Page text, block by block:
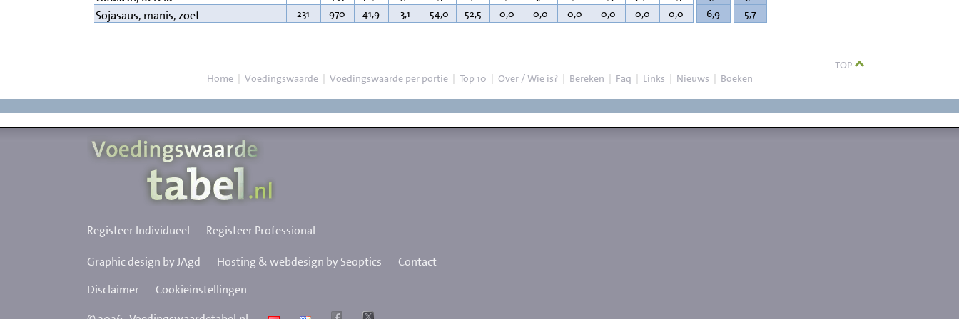
Sojasaus, manis, zoet 231 970 41,9 3,1 54,0 52,5 0,0 0,0 0,0 0,0 0,0 0,0 6,9 5,7
TOP
Home | Voedingswaarde | Voedingswaarde per portie | Top 10 | Over / Wie is? | Bereken | Faq | Links | Nieuws | Boeken
Registeer Individueel Registeer Professional
Graphic design by JAgd Hosting & webdesign by Seoptics
Contact
Disclaimer
Cookieinstellingen